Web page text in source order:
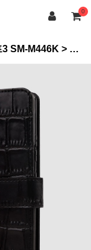
0
> 케이스류